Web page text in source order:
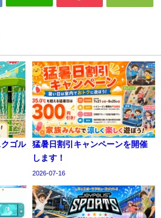
ゴル
猛暑日割引キャンペーンを開催
します！
2026-07-16